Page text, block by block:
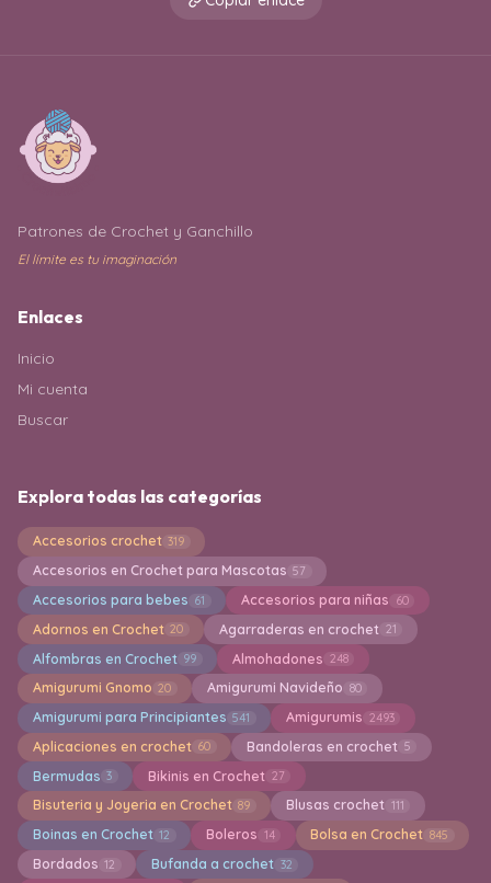
Patrones de Crochet y Ganchillo
El límite es tu imaginación
Enlaces
Inicio
Mi cuenta
Buscar
Explora todas las categorías
Accesorios crochet 319
Accesorios en Crochet para Mascotas 57
Accesorios para bebes 61 Accesorios para niñas 60
Adornos en Crochet 20 Agarraderas en crochet 21
Alfombras en Crochet 99 Almohadones 248
Amigurumi Gnomo 20 Amigurumi Navideño 80
Amigurumi para Principiantes 541 Amigurumis 2493
Aplicaciones en crochet 60 Bandoleras en crochet 5
Bermudas 3 Bikinis en Crochet 27
Bisuteria y Joyeria en Crochet 89 Blusas crochet 111
Boinas en Crochet 12 Boleros 14 Bolsa en Crochet 845
Bordados 12 Bufanda a crochet 32